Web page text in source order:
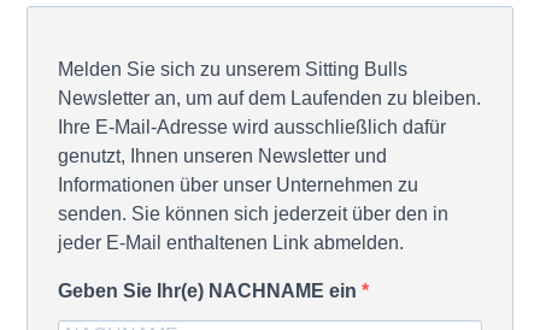
Melden Sie sich zu unserem Sitting Bulls
Newsletter an, um auf dem Laufenden zu bleiben.
Ihre E-Mail-Adresse wird ausschließlich dafür
genutzt, Ihnen unseren Newsletter und
Informationen über unser Unternehmen zu
senden. Sie können sich jederzeit über den in
jeder E-Mail enthaltenen Link abmelden.
Geben Sie Ihr(e) NACHNAME ein